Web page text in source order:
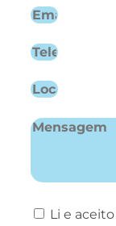
Li e aceito